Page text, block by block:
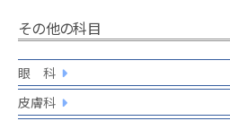
その他の科目
眼 科
皮膚科